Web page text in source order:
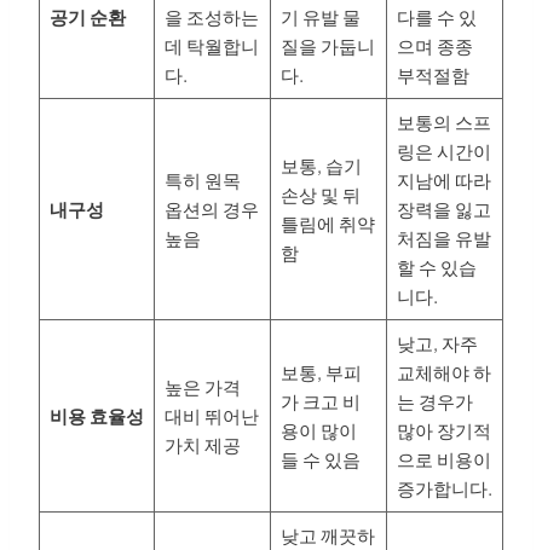
공기 순환
을 조성하는
데 탁월합니
다.
기 유발 물
질을 가둡니
다.
다를 수 있
으며 종종
부적절함
내구성
특히 원목
옵션의 경우
높음
보통, 습기
손상 및 뒤
틀림에 취약
함
보통의 스프
링은 시간이
지남에 따라
장력을 잃고
처짐을 유발
할 수 있습
니다.
비용 효율성
높은 가격
대비 뛰어난
가치 제공
보통, 부피
가 크고 비
용이 많이
들 수 있음
낮고, 자주
교체해야 하
는 경우가
많아 장기적
으로 비용이
증가합니다.
낮고 깨끗하